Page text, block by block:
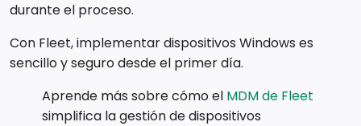
durante el proceso.
Con Fleet, implementar dispositivos Windows es
sencillo y seguro desde el primer día.
Aprende más sobre cómo el MDM de Fleet
simplifica la gestión de dispositivos